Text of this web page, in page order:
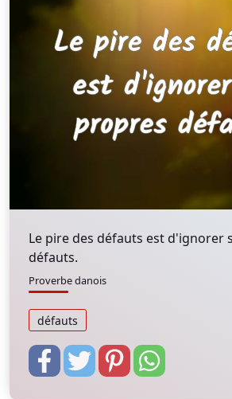
Le pire des défauts est d'ignorer
défauts.
Proverbe danois
défauts